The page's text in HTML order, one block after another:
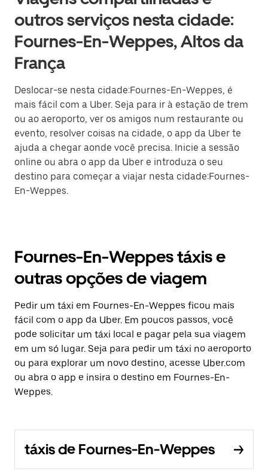
outros serviços nesta cidade:
Fournes-En-Weppes, Altos da
França
Deslocar-se nesta cidade:Fournes-En-Weppes, é
mais fácil com a Uber. Seja para ir à estação de trem
ou ao aeroporto, ver os amigos num restaurante ou
evento, resolver coisas na cidade, o app da Uber te
ajuda a chegar aonde você precisa. Inicie a sessão
online ou abra o app da Uber e introduza o seu
destino para começar a viajar nesta cidade:Fournes-
En-Weppes.
Fournes-En-Weppes táxis e
outras opções de viagem
Pedir um táxi em Fournes-En-Weppes ficou mais
fácil com o app da Uber. Em poucos passos, você
pode solicitar um táxi local e pagar pela sua viagem
em um só lugar. Seja para pedir um táxi no aeroporto
ou para explorar um novo destino, acesse Uber.com
ou abra o app e insira o destino em Fournes-En-
Weppes.
táxis de Fournes-En-Weppes